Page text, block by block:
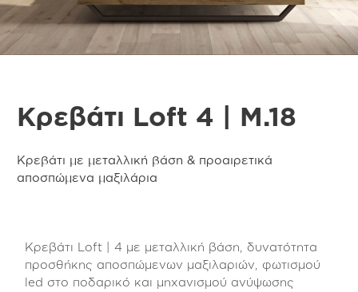
Κρεβάτι Loft 4 | M.18
Κρεβάτι με μεταλλική βάση & προαιρετικά
αποσπώμενα μαξιλάρια
Κρεβάτι Loft | 4 με μεταλλική βάση, δυνατότητα
προσθήκης αποσπώμενων μαξιλαριών, φωτισμού
led στο ποδαρικό και μηχανισμού ανύψωσης